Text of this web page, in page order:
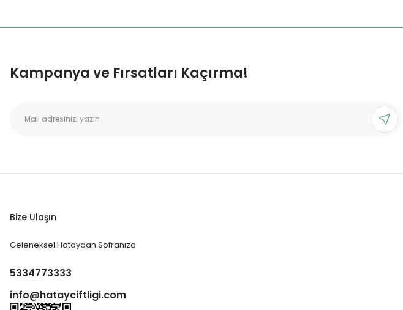
Kampanya ve Fırsatları Kaçırma!
Bize Ulaşın
Geleneksel Hataydan Sofranıza
5334773333
info@hatayciftligi.com